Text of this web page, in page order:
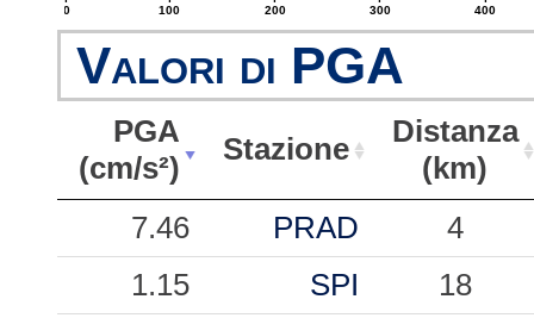
0 100 200 300 400
Valori di PGA
PGA
(cm/s²)
Stazione
Distanza
(km)
PGA
(cm/s²)
Stazione
Distanza
(km)
7.46 PRAD
4
1.15
SPI
18